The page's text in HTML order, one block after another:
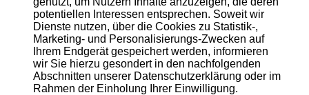
potentiellen Interessen entsprechen. Soweit wir
Dienste nutzen, über die Cookies zu Statistik-,
Marketing- und Personalisierungs-Zwecken auf
Ihrem Endgerät gespeichert werden, informieren
wir Sie hierzu gesondert in den nachfolgenden
Abschnitten unserer Datenschutzerklärung oder im
Rahmen der Einholung Ihrer Einwilligung.